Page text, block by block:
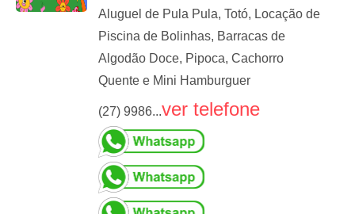
Aluguel de Pula Pula, Totó, Locação de
Piscina de Bolinhas, Barracas de
Algodão Doce, Pipoca, Cachorro
Quente e Mini Hamburguer
(27) 9986...ver telefone